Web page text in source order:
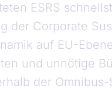
ESRS
der Corporate
auf EU-
und unnötige
der